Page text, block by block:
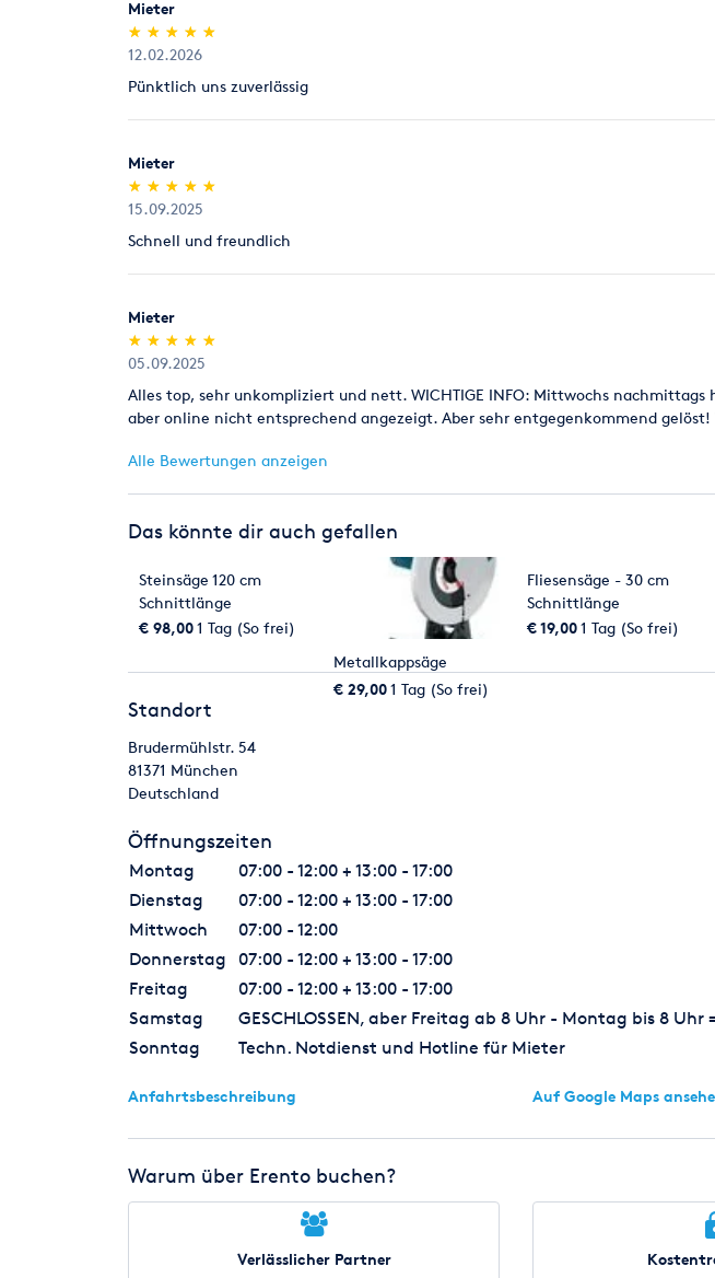
Mieter
(*)
★
★
(*) ★
★
(*) ★
★
(*) ★
★
(*) ★
★
12.02.2026
Pünktlich uns zuverlässig
Mieter
(*)
★
★
(*) ★
★
(*) ★
★
(*) ★
★
(*) ★
★
15.09.2025
Schnell und freundlich
Mieter
(*)
★
★
(*) ★
★
(*) ★
★
(*) ★
★
(*) ★
★
05.09.2025
Alles top, sehr unkompliziert und nett. WICHTIGE INFO: Mittwochs nachmittags
aber online nicht entsprechend angezeigt. Aber sehr entgegenkommend
Alle Bewertungen anzeigen
Das könnte dir auch gefallen
Steinsäge 120 cm
Schnittlänge
Brückensäge
€ 98,001 Tag (So frei)
Metallkappsäge
€ 29,001 Tag (So frei)
Fliesensäge - 30 cm
Schnittlänge
€ 19,001 Tag (So frei)
Standort
Brudermühlstr. 54
81371 München
Deutschland
Öffnungszeiten
Montag
07:00 - 12:00 + 13:00 - 17:00
Dienstag
07:00 - 12:00 + 13:00 - 17:00
Mittwoch
07:00 - 12:00
Donnerstag
07:00 - 12:00 + 13:00 - 17:00
Freitag
07:00 - 12:00 + 13:00 - 17:00
Samstag
GESCHLOSSEN, aber Freitag ab 8 Uhr - Montag bis 8 Uhr
Sonntag
Techn. Notdienst und Hotline für Mieter
Anfahrtsbeschreibung Auf Google Maps
Warum über Erento buchen?
Verlässlicher Partner